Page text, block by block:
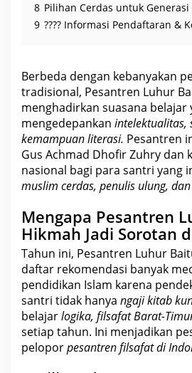
8 Pilihan Cerdas untuk Generasi
9 ???? Informasi Pendaftaran &
Berbeda dengan kebanyakan
tradisional, Pesantren Luhur
menghadirkan suasana belajar
mengedepankan intelektualitas,
kemampuan literasi. Pesantren
Gus Achmad Dhofir Zuhry dan
nasional bagi para santri yang
muslim cerdas, penulis ulung,
Mengapa Pesantren
Hikmah Jadi Sorotan
Tahun ini, Pesantren Luhur
daftar rekomendasi banyak
pendidikan Islam karena
santri tidak hanya ngaji kitab
belajarlogika, filsafat Barat-
setiap tahun. Ini menjadikan
peloporpesantren filsafat di